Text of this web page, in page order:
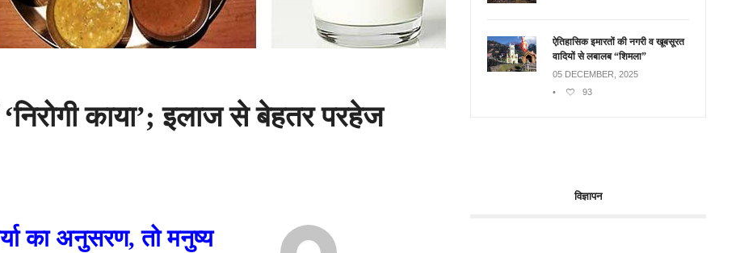
काया’; इलाज से बेहतर परहेज
का अनुसरण,तो मनुष्य
ऐतिहासिक इमारतों की नगरी व खूबसूरत
वादियों से लबालब “शिमला”
05 DECEMBER, 2025
•
93
विज्ञापन